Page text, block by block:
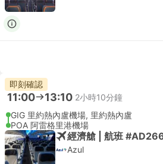
即刻確認
11:00 13:10 2小時10分鐘
GIG 里約熱內盧機場, 里約熱內盧
POA 阿雷格里港機場
經濟艙 | 航班
Azul